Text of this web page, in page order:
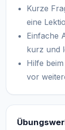
Kurze
eine
Einfache
kurz und
Hilfe
vor